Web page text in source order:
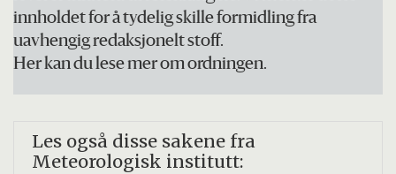
institusjonenes egeninnsats.
innholdet for å tydelig skille formidling fra
uavhengig redaksjonelt stoff.
Her kan du lese mer om ordningen.
Les også disse sakene fra
Meteorologisk institutt: